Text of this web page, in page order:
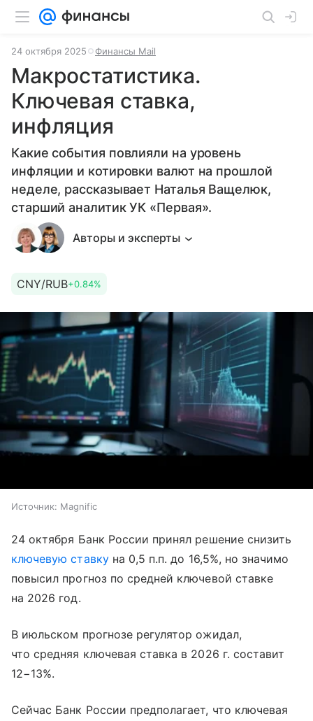
24 октября 2025 Финансы Mail
Макростатистика.
Ключевая ставка,
инфляция
Какие события повлияли на уровень
инфляции и котировки валют на прошлой
неделе, рассказывает Наталья Ващелюк,
старший аналитик УК «Первая».
Авторы и эксперты
CNY/RUB+0.84%
Источник: Magnific
24 октября Банк России принял решение снизить
ключевую ставкуна 0,5 п.п. до 16,5%, но значимо
повысил прогноз по средней ключевой ставке
на 2026 год.
В июльском прогнозе регулятор ожидал,
что средняя ключевая ставка в 2026 г. составит
12−13%.
Сейчас Банк России предполагает, что ключевая